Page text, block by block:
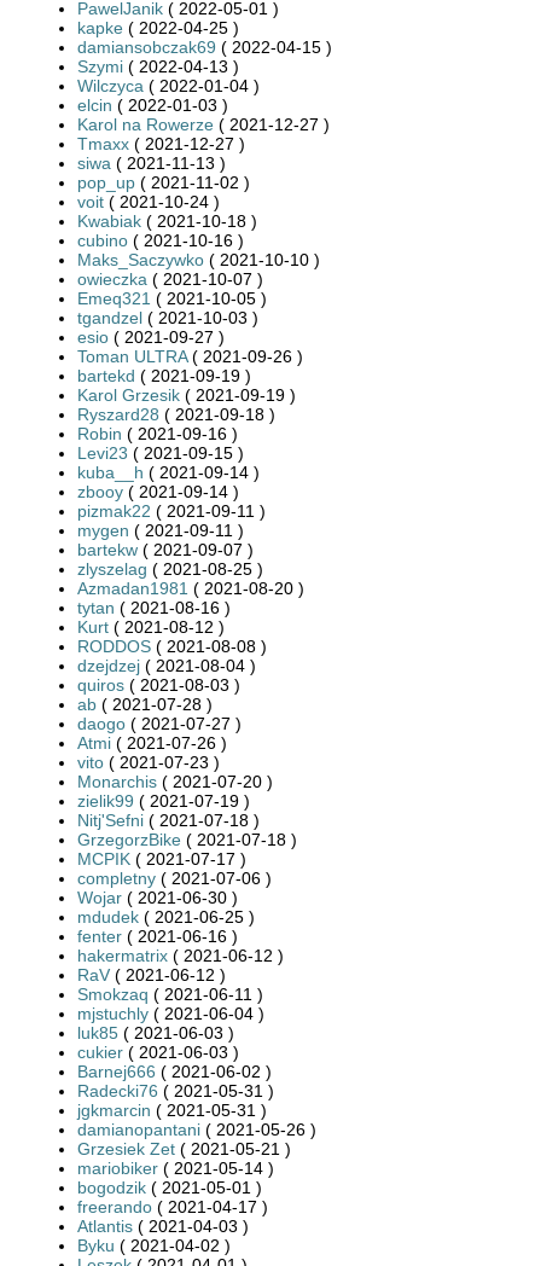
PawelJanik ( 2022-05-01 )
kapke ( 2022-04-25 )
damiansobczak69 ( 2022-04-15 )
Szymi ( 2022-04-13 )
Wilczyca ( 2022-01-04 )
elcin ( 2022-01-03 )
Karol na Rowerze ( 2021-12-27 )
Tmaxx ( 2021-12-27 )
siwa ( 2021-11-13 )
pop_up ( 2021-11-02 )
voit ( 2021-10-24 )
Kwabiak ( 2021-10-18 )
cubino ( 2021-10-16 )
Maks_Saczywko ( 2021-10-10 )
owieczka ( 2021-10-07 )
Emeq321 ( 2021-10-05 )
tgandzel ( 2021-10-03 )
esio ( 2021-09-27 )
Toman ULTRA( 2021-09-26 )
bartekd ( 2021-09-19 )
Karol Grzesik ( 2021-09-19 )
Ryszard28 ( 2021-09-18 )
Robin ( 2021-09-16 )
Levi23 ( 2021-09-15 )
kuba__h ( 2021-09-14 )
zbooy ( 2021-09-14 )
pizmak22 ( 2021-09-11 )
mygen ( 2021-09-11 )
bartekw ( 2021-09-07 )
zlyszelag ( 2021-08-25 )
Azmadan1981 ( 2021-08-20 )
tytan ( 2021-08-16 )
Kurt ( 2021-08-12 )
RODDOS ( 2021-08-08 )
dzejdzej ( 2021-08-04 )
quiros ( 2021-08-03 )
ab ( 2021-07-28 )
daogo ( 2021-07-27 )
Atmi ( 2021-07-26 )
vito ( 2021-07-23 )
Monarchis ( 2021-07-20 )
zielik99 ( 2021-07-19 )
Nitj'Sefni ( 2021-07-18 )
GrzegorzBike ( 2021-07-18 )
MCPIK ( 2021-07-17 )
completny ( 2021-07-06 )
Wojar ( 2021-06-30 )
mdudek ( 2021-06-25 )
fenter ( 2021-06-16 )
hakermatrix ( 2021-06-12 )
RaV ( 2021-06-12 )
Smokzaq ( 2021-06-11 )
mjstuchly ( 2021-06-04 )
luk85 ( 2021-06-03 )
cukier ( 2021-06-03 )
Barnej666 ( 2021-06-02 )
Radecki76 ( 2021-05-31 )
jgkmarcin ( 2021-05-31 )
damianopantani ( 2021-05-26 )
Grzesiek Zet ( 2021-05-21 )
mariobiker ( 2021-05-14 )
bogodzik ( 2021-05-01 )
freerando ( 2021-04-17 )
Atlantis ( 2021-04-03 )
Byku ( 2021-04-02 )